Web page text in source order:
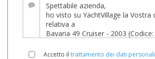
Accetto il trattamento dei dati personali